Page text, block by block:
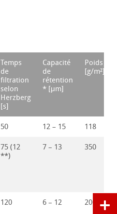
Temps
de
filtration
selon
Herzberg
[s]
Capacité
de
rétention
* [μm]
Poids
[g/m²]
50 12 – 15 118
75 (12
**)
7 – 13 350
120 6 – 12 200